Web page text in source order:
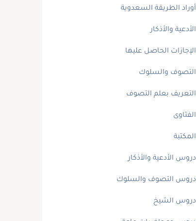
أوراد الطريقة السعدوية
الأدعية والأذكار
الإجازات الحاصل عليها
التصوف والسلوك
التعريف بعلم التصوف
الفتاوى
المكتبة
دروس الأدعية والأذكار
دروس التصوف والسلوك
دروس الشيخ